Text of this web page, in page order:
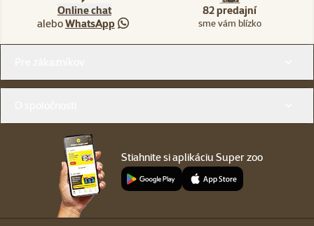
Online chat
aleboWhatsApp
82 predajní
sme vám blízko
Stiahnite si aplikáciu Super zoo